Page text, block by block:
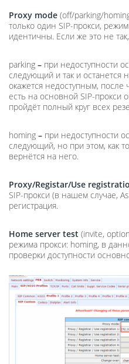
Proxy mode (off/parking/
только один SIP-прокси,
идентичны. Если же это не
parking – при недоступности
следующий и так и останется
окажется недоступным,
есть на основной SIP-прокси
пройдёт полный круг всех
homing – при недоступности
следующий, но при этом, как
вернётся на него.
Proxy/Registar/Use
SIP-прокси (в нашем случае,
регистрация.
Home server test (invite,
режима прокси: homing, в
проверки доступности